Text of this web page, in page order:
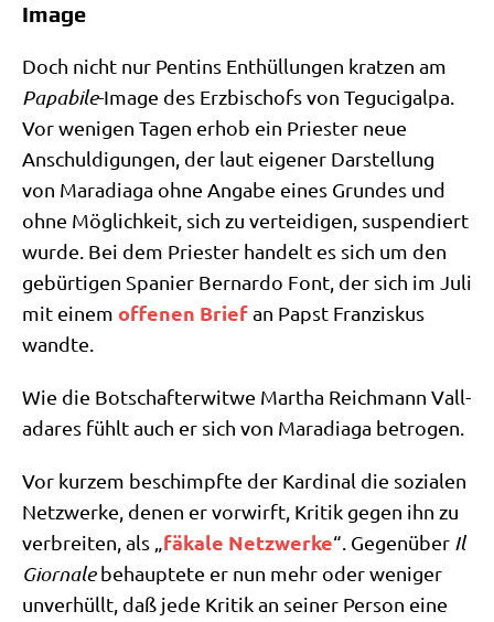
Image
Doch nicht nur Pen­tins Ent­hül­lun­gen krat­zen am
Papa­bi­le-Image des Erz­bi­schofs von Tegu­ci­gal­pa.
Vor weni­gen Tagen erhob ein Prie­ster neue
Anschul­di­gun­gen, der laut eige­ner Dar­stel­lung
von Mara­dia­ga ohne Anga­be eines Grun­des und
ohne Mög­lich­keit, sich zu ver­tei­di­gen, sus­pen­diert
wur­de. Bei dem Prie­ster han­delt es sich um den
gebür­ti­gen Spa­ni­er Ber­nar­do Font, der sich im Juli
mit einem offe­nen Briefan Papst Fran­zis­kus
wandte.
Wie die Bot­schaf­ter­wit­we Mar­tha Reich­mann Val­l­
a­da­res fühlt auch er sich von Mara­dia­ga betrogen.
Vor kur­zem beschimpf­te der Kar­di­nal die sozia­len
Netz­wer­ke, denen er vor­wirft, Kri­tik gegen ihn zu
ver­brei­ten, als „fäka­le Netz­wer­ke“. Gegen­über Il
Giorn­a­lebehaup­te­te er nun mehr oder weni­ger
unver­hüllt, daß jede Kri­tik an sei­ner Per­son eine